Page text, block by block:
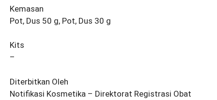
Kemasan
Pot, Dus 50 g, Pot, Dus 30 g
Kits
–
Diterbitkan Oleh
Notifikasi Kosmetika – Direktorat Registrasi Obat